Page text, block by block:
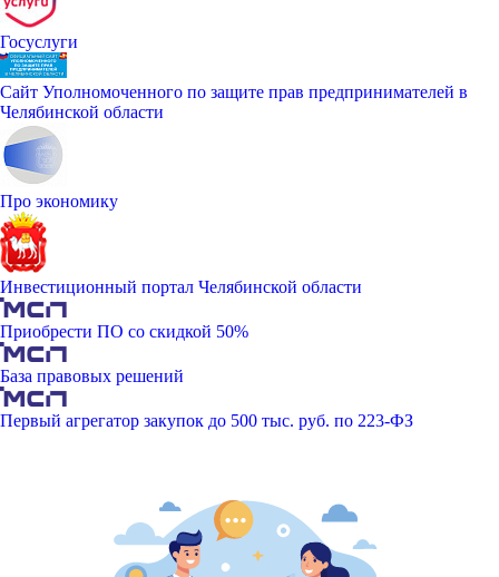
Госуслуги
Сайт Уполномоченного по защите прав предпринимателей в
Челябинской области
Про экономику
Инвестиционный портал Челябинской области
Приобрести ПО со скидкой 50%
База правовых решений
Первый агрегатор закупок до 500 тыс. руб. по 223-ФЗ